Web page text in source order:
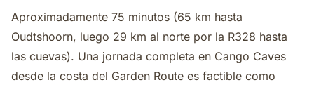
Aproximadamente 75 minutos (65 km hasta
Oudtshoorn, luego 29 km al norte por la R328 hasta
las cuevas). Una jornada completa en Cango Caves
desde la costa del Garden Route es factible como